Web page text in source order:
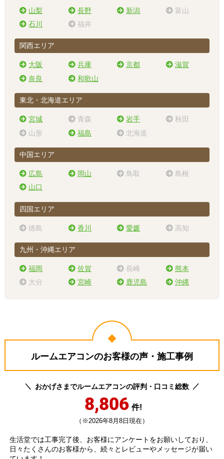
山梨
長野 新潟
富山
石川
福井
関西エリア
大阪 兵庫 京都
滋賀
奈良
和歌山
東北・北海道エリア
宮城 青森 岩手
秋田
山形
福島 北海道
中国エリア
広島 岡山 鳥取
島根
山口
四国エリア
徳島 香川 愛媛 高知
九州・沖縄エリア
福岡 佐賀 長崎
熊本
大分
宮崎 鹿児島 沖縄
ルームエアコンのお客様の声・施工事例
おかげさまでルームエアコンの評判・口コミ総数
8,806 件!
（※2026年8月8日現在）
生活堂では工事完了後、お客様にアンケートをお願いしており、
日々たくさんのお客様から、続々とレビューやメッセージが届い